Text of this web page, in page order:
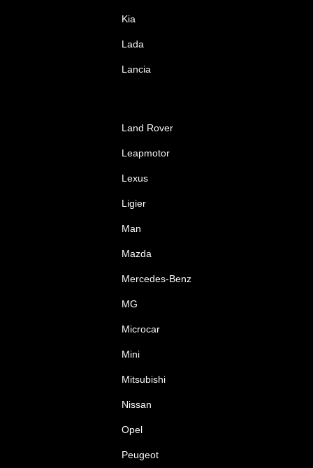
Kia
Lada
Lancia
Land Rover
Leapmotor
Lexus
Ligier
Man
Mazda
Mercedes-Benz
MG
Microcar
Mini
Mitsubishi
Nissan
Opel
Peugeot